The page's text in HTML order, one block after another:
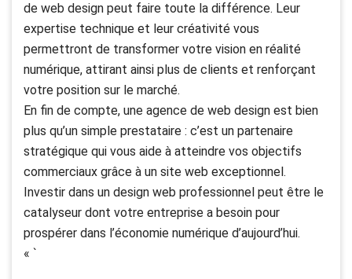
de web design peut faire toute la différence. Leur
expertise technique et leur créativité vous
permettront de transformer votre vision en réalité
numérique, attirant ainsi plus de clients et renforçant
votre position sur le marché.
En fin de compte, une agence de web design est bien
plus qu’un simple prestataire : c’est un partenaire
stratégique qui vous aide à atteindre vos objectifs
commerciaux grâce à un site web exceptionnel.
Investir dans un design web professionnel peut être le
catalyseur dont votre entreprise a besoin pour
prospérer dans l’économie numérique d’aujourd’hui.
« `